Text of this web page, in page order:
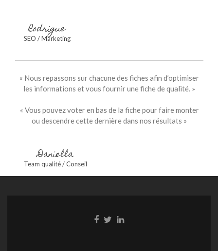
Rodrigue
SEO / Marketing
« Nous repassons sur chacune des fiches afin d’optimiser
les informations et vous fournir une fiche de qualité. »
« Vous pouvez voter en bas de la fiche pour faire monter
ou descendre cette dernière dans nos résultats »
Daniella
Team qualité / Conseil